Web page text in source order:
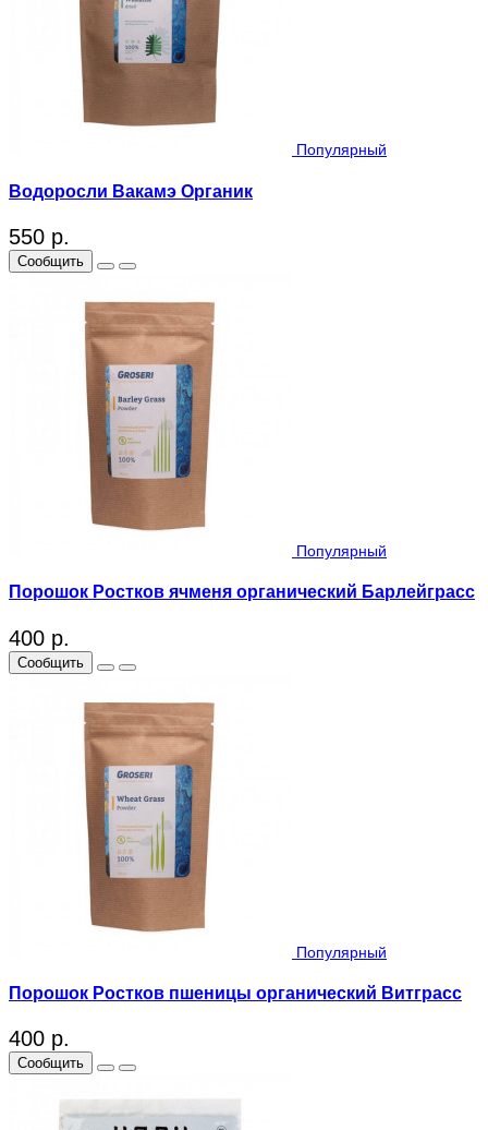
Популярный
Водоросли Вакамэ Органик
550 р.
Сообщить
Популярный
Порошок Ростков ячменя органический Барлейграсс
400 р.
Сообщить
Популярный
Порошок Ростков пшеницы органический Витграсс
400 р.
Сообщить